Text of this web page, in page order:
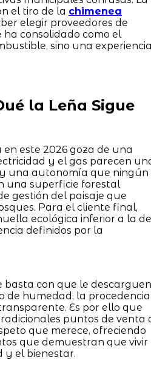
el tiro de la chimenea
elegir proveedores de
ha consolidado como el
sino una
la Leña Sigue
este 2026 goza de una
y el gas parecen
una autonomía que ningún
una superficie forestal
gestión del paisaje que
Para el cliente final,
ecológica inferior a la de
definidos por la
basta con que le descarguen
de humedad, la procedencia
Es por ello que
puntos de venta
que merece, ofreciendo
que demuestran que vivir
y el bienestar.